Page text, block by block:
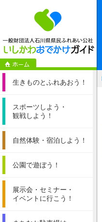
生きものとふれあおう！
スポーツしよう・
観戦しよう！
自然体験・ 宿泊しよう！
公園で遊ぼう！
展示会・セミナー・
イベントに行こう！